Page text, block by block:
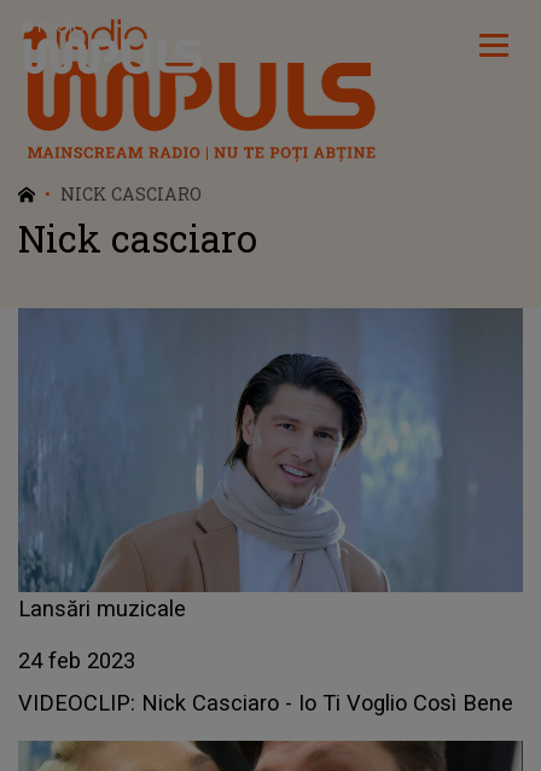
Radio Impuls
NICK CASCIARO
Nick casciaro
Lansări muzicale
24 feb 2023
VIDEOCLIP: Nick Casciaro - Io Ti Voglio Così Bene